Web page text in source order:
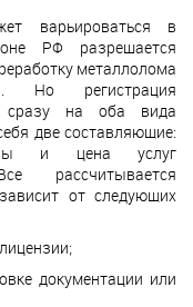
варьироваться в
РФ разрешается
металлолома
Но регистрация
сразу на оба вида
две составляющие:
и цена услуг
рассчитывается
от следующих
документации или